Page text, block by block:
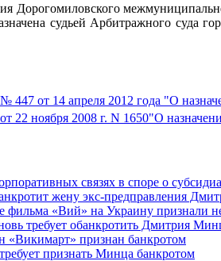
Дорогомиловского
судьей Арбитражного суда
447 от 14 апреля 2012 года "О
22 ноября 2008 г. N 1650"О
связях в споре о
жену экс-предправления
фильма «Вий» на Украину признали
требует обанкротить Дмитрия
«Викимарт» признан банкротом
признать Минца банкротом